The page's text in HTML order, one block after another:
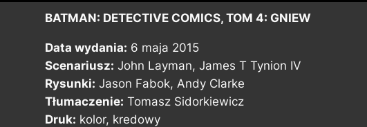
BATMAN: DETECTIVE COMICS, TOM 4: GNIEW
Data wydania: 6 maja 2015
Scenariusz: John Layman, James T Tynion IV
Rysunki: Jason Fabok, Andy Clarke
Tłumaczenie: Tomasz Sidorkiewicz
Druk: kolor, kredowy